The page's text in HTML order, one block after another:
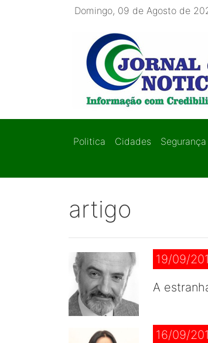
Domingo, 09 de Agosto de
Politica Cidades Segurança
artigo
19/09/
A
16/09/